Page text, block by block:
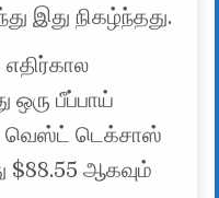
இது நிகழ்ந்தது.
ஒரு பீப்பாய்
வெஸ்ட் டெக்சாஸ்
$88.55 ஆகவும்